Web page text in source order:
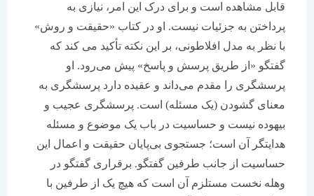
قابل مشاهده است و برای درک این امر، نیازی به
پرداختن به جزئیات نیست. او در کتاب «حقیقت و روش»
با نظر به مدل افلاطونی، بر این نکته تأکید می کند که
گفتگو «از طریق پرسش و پاسخ» پیش می‌رود. او
پرسشگری را مقدم می‌داند و عقیده دارد پرسشگری به
معنای گشودن (یک مسئله) است. پرسشگری عجیب و
بیهوده نیست و حساسیت در باب یک موضوع و مسئله
هدایتگر آن است؛ جستجوی بی‌پایان حقیقت و اعمال این
حساسیت از جانب طرفین گفتگو. برقراری گفتگو در
وهله نخست مستلزم آن است که هیچ یک از طرفین با